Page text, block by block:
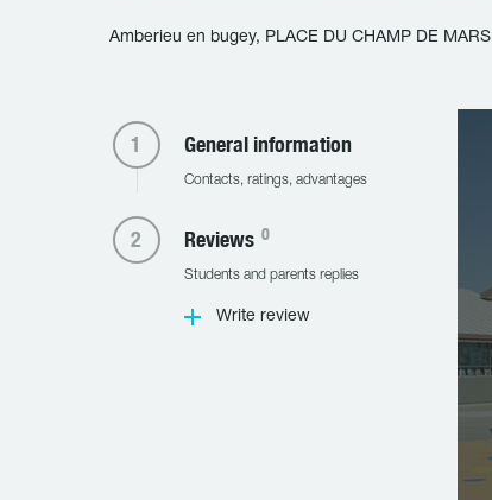
Amberieu en bugey, PLACE DU CHAMP DE MARS
General information
Contacts, ratings, advantages
Reviews 0
Students and parents replies
Write review